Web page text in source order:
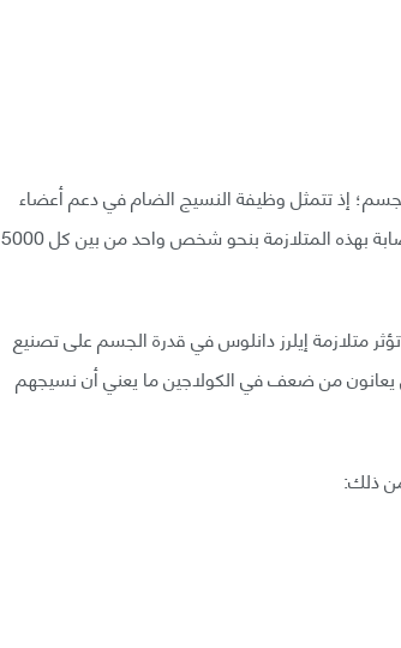
إذ تتمثل وظيفة النسيج الضام في دعم أعضاء
الجسم وتثبيت مختلف أجزائه في مكانها. ويقدر الخبراء معدلات الإصابة بهذه المتلازمة بنحو شخص واحد من بين كل 5000
متلازمة إيلرز دانلوس في قدرة الجسم على تصنيع
يعانون من ضعف في الكولاجين ما يعني أن نسيجهم
ذلك: